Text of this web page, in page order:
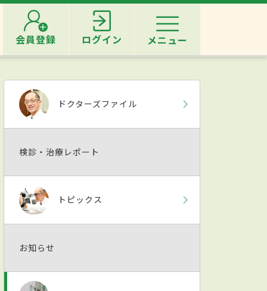
会員登録 ログイン メニュー
ドクターズファイル
検診・治療レポート
トピックス
お知らせ